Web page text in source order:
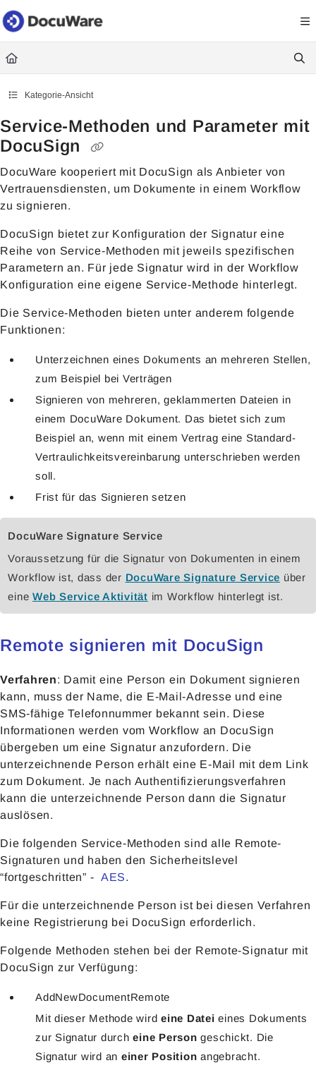
Documentation Index
Fetch the complete documentation index at: https://
Use this file to discover all available pages before exploring further.
Kategorie-Ansicht
Service-Methoden und Parameter mit
DocuSign
DocuWare kooperiert mit DocuSign als Anbieter von
Vertrauensdiensten, um Dokumente in einem Workflow
zu signieren.
DocuSign bietet zur Konfiguration der Signatur eine
Reihe von Service-Methoden mit jeweils spezifischen
Parametern an. Für jede Signatur wird in der Workflow
Konfiguration eine eigene Service-Methode hinterlegt.
Die Service-Methoden bieten unter anderem folgende
Funktionen:
Unterzeichnen eines Dokuments an mehreren Stellen,
zum Beispiel bei Verträgen
Signieren von mehreren, geklammerten Dateien in
einem DocuWare Dokument. Das bietet sich zum
Beispiel an, wenn mit einem Vertrag eine Standard-
Vertraulichkeitsvereinbarung unterschrieben werden
soll.
Frist für das Signieren setzen
DocuWare Signature Service
Voraussetzung für die Signatur von Dokumenten in einem
Workflow ist, dass der DocuWare Signature Service über
eine Web Service Aktivität im Workflow hinterlegt ist.
Remote signieren mit DocuSign
Verfahren: Damit eine Person ein Dokument signieren
kann, muss der Name, die E-Mail-Adresse und eine
SMS-fähige Telefonnummer bekannt sein. Diese
Informationen werden vom Workflow an DocuSign
übergeben um eine Signatur anzufordern. Die
unterzeichnende Person erhält eine E-Mail mit dem Link
zum Dokument. Je nach Authentifizierungsverfahren
kann die unterzeichnende Person dann die Signatur
auslösen.
Die folgenden Service-Methoden sind alle Remote-
Signaturen und haben den Sicherheitslevel
“fortgeschritten” - AES.
Für die unterzeichnende Person ist bei diesen Verfahren
keine Registrierung bei DocuSign erforderlich.
Folgende Methoden stehen bei der Remote-Signatur mit
DocuSign zur Verfügung:
AddNewDocumentRemote
Mit dieser Methode wird eine Datei eines Dokuments
zur Signatur durcheine Person geschickt. Die
Signatur wird an einer Position angebracht.